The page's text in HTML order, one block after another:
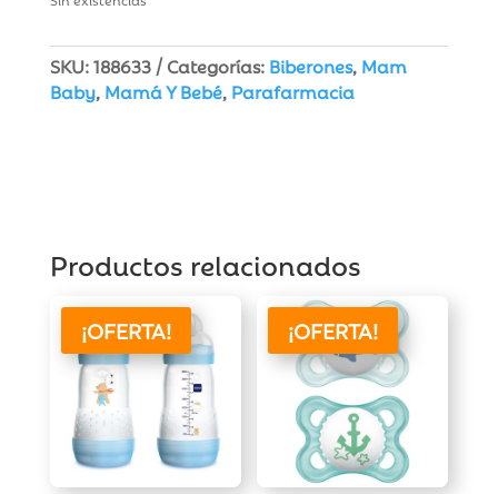
SKU:188633 Categorías: Biberones, Mam
Baby, Mamá Y Bebé, Parafarmacia
Productos relacionados
¡OFERTA! ¡OFERTA!